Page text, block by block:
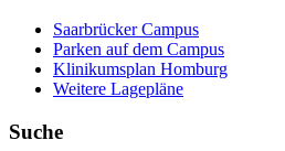
Saarbrücker Campus
Parken auf dem Campus
Klinikumsplan Homburg
Weitere Lagepläne
Suche